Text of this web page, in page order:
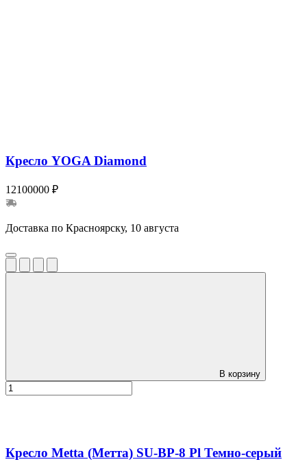
Кресло YOGA Diamond
12100000 ₽
Доставка по Красноярску, 10 августа
В корзину
Кресло Metta (Метта) SU-BP-8 Pl Темно-серый